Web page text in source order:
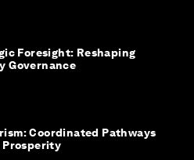
Foresight: Reshaping
Governance
Coordinated Pathways
Prosperity